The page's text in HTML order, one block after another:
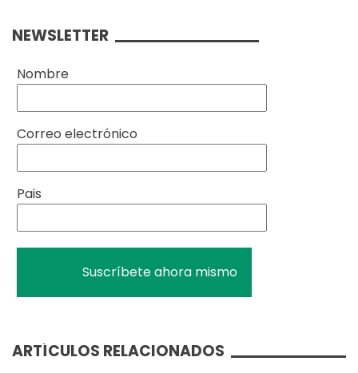
NEWSLETTER
Nombre
Correo electrónico
Pais
ARTÍCULOS RELACIONADOS